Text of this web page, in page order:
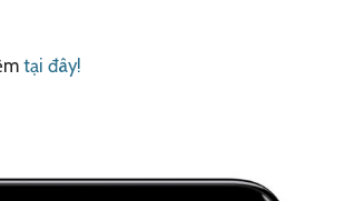
tại đây!